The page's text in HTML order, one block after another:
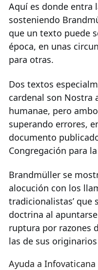
Aquí es donde entra
sosteniendo
que un texto puede
época, en unas
para otras.
Dos textos
cardenal son Nostra
humanae, pero
superando errores,
documento
Congregación para
Brandmüller se
alocución con los
tradicionalistas’ que
doctrina al
ruptura por razones
las de sus
Ayuda a